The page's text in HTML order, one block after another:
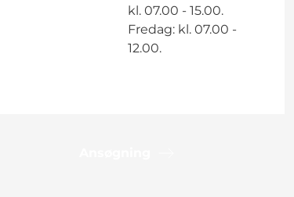
kl. 07.00 - 15.00.
Fredag: kl. 07.00 -
12.00.